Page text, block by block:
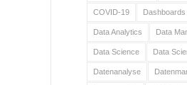
COVID-19 Dashboards
Data Analytics Data
Data Science Data
Datenanalyse